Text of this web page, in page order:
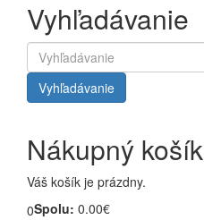
Vyhľadávanie
Vyhľadávanie
Nákupný košík
Váš košík je prázdny.
0Spolu: 0.00€